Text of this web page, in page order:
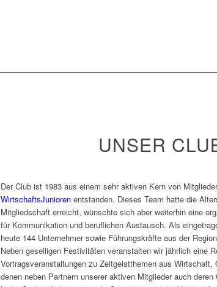
UNSER
Der Club ist 1983 aus einem sehr aktiven Kern von
WirtschaftsJuniorenentstanden. Dieses Team hatte die
Mitgliedschaft erreicht, wünschte sich aber weiterhin eine
für Kommunikation und beruflichen Austausch. Als
heute 144 Unternehmer sowie Führungskräfte aus der
Neben geselligen Festivitäten veranstalten wir jährlich eine
Vortragsveranstaltungen zu Zeitgeistthemen aus
denen neben Partnern unserer aktiven Mitglieder auch